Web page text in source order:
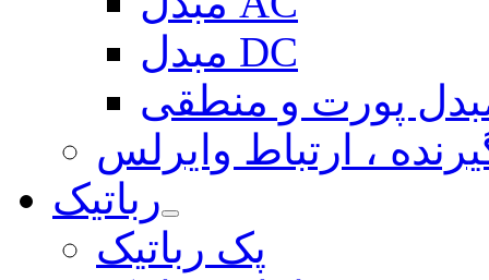
مبدل DC
پورت و منطقی
، ارتباط وایرلس
رباتیک
پک رباتیک